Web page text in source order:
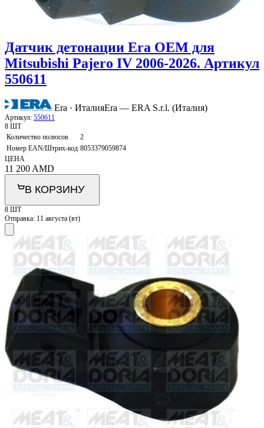
Датчик детонации Era OEM для
Mitsubishi Pajero IV 2006-2026. Артикул
550611
Era · ИталияEra — ERA S.r.l. (Италия)
Артикул: 550611
8 ШТ
Количество полюсов
2
Номер EAN/Штрих-код 8053379059874
ЦЕНА
11 200 AMD
В КОРЗИНУ
8 ШТ
Отправка: 11 августа (вт)